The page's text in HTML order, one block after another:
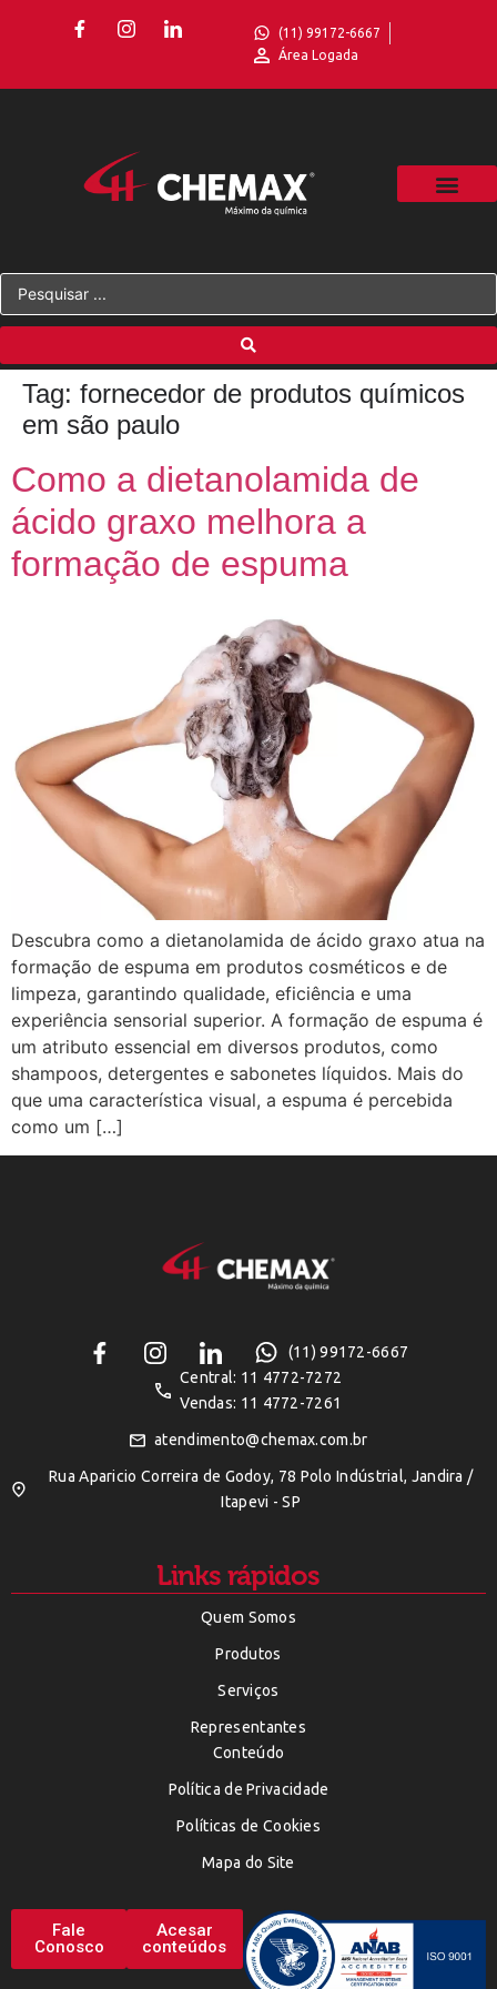
(11) 99172-6667
Área Logada
Tag: fornecedor de produtos químicos
em são paulo
Como a dietanolamida de
ácido graxo melhora a
formação de espuma
Descubra como a dietanolamida de ácido graxo atua na
formação de espuma em produtos cosméticos e de
limpeza, garantindo qualidade, eficiência e uma
experiência sensorial superior. A formação de espuma é
um atributo essencial em diversos produtos, como
shampoos, detergentes e sabonetes líquidos. Mais do
que uma característica visual, a espuma é percebida
como um […]
(11) 99172-6667
Central: 11 4772-7272
Vendas: 11 4772-7261
atendimento@chemax.com.br
Rua Aparicio Correira de Godoy, 78 Polo Indústrial, Jandira /
Itapevi - SP
Links rápidos
Quem Somos
Produtos
Serviços
Representantes
Conteúdo
Política de Privacidade
Políticas de Cookies
Mapa do Site
Fale
Conosco
Acesar
conteúdos